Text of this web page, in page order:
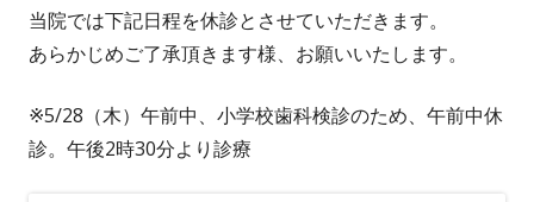
当院では下記日程を休診とさせていただきます。
あらかじめご了承頂きます様、お願いいたします。
※5/28（木）午前中、小学校歯科検診のため、午前中休
診。午後2時30分より診療